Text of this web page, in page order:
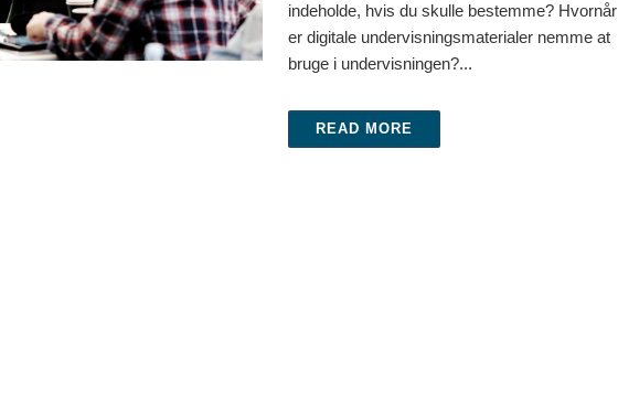
indeholde, hvis du skulle bestemme? Hvornår
er digitale undervisningsmaterialer nemme at
bruge i undervisningen?...
READ MORE